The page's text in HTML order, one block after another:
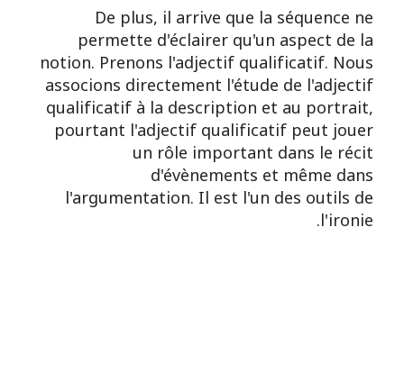
De plus, il arrive que la séquence ne
permette d'éclairer qu'un aspect de la
notion. Prenons l'adjectif qualificatif. Nous
associons directement l'étude de l'adjectif
qualificatif à la description et au portrait,
pourtant l'adjectif qualificatif peut jouer
un rôle important dans le récit
d'évènements et même dans
l'argumentation. Il est l'un des outils de
l'ironie.